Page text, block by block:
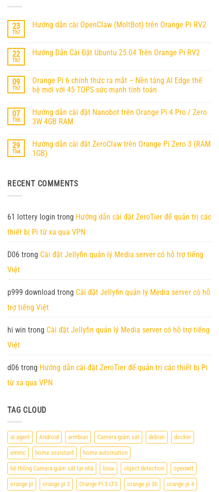
23
Th7
Hướng dẫn cài OpenClaw (MoltBot) trên Orange Pi RV2
luận
cài
OpenClaw
(MoltBot)
Pi
RV2
22
Th7
Hướng Dẫn Cài Đặt Ubuntu 25.04 Trên Orange Pi RV2
luận
ở
Hướng
Đặt
Ubuntu
25.04
Pi
RV2
09
Th7
Orange Pi 6 chính thức ra mắt – Nền tảng AI Edge thế
hệ mới với 45 TOPS sức mạnh tính toán
bình
luận
ở
6
chính
thức
Nền
hệ
mới
45
mạnh
tính
07
Th5
Hướng dẫn cài đặt Nanobot trên Orange Pi 4 Pro / Zero
3W 4GB RAM
bình
luận
ở
đặt
4
Pro
Zero
RAM
29
Th4
Hướng dẫn cài đặt ZeroClaw trên Orange Pi Zero 3 (RAM
1GB)
luận
đặt
ZeroClaw
Orange
3
(RAM
RECENT COMMENTS
61 lottery login trong Hướng dẫn cài đặt ZeroTier để quản trị các
thiết bị Pi từ xa qua VPN
D06 trong Cài đặt Jellyfin quản lý Media server có hỗ trợ tiếng
Việt
p999 download trong Cài đặt Jellyfin quản lý Media server có hỗ
trợ tiếng Việt
hi win trong Cài đặt Jellyfin quản lý Media server có hỗ trợ tiếng
Việt
d06 trong Hướng dẫn cài đặt ZeroTier để quản trị các thiết bị Pi
từ xa qua VPN
TAG CLOUD
ai agent Android armbian Camera giám sát debian docker
emmc home assistant home automation
hệ thống Camera giám sát tại nhà linux object detection openwrt
orange pi orange pi 3 Orange Pi 3 LTS orange pi 3b orange pi 4